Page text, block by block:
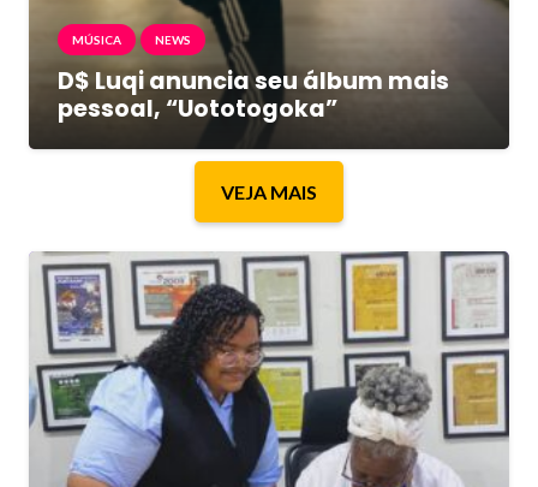
MÚSICA NEWS
D$ Luqi anuncia seu álbum mais
pessoal, “Uototogoka”
VEJA MAIS